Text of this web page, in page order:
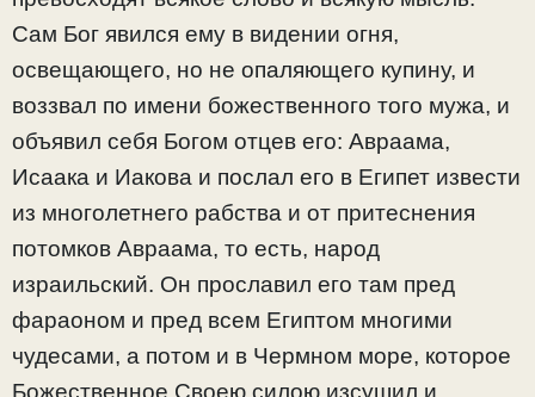
Сам Бог явился ему в видении огня,
освещающего, но не опаляющего купину, и
воззвал по имени божественного того мужа, и
объявил себя Богом отцев его: Авраама,
Исаака и Иакова и послал его в Египет извести
из многолетнего рабства и от притеснения
потомков Авраама, то есть, народ
израильский. Он прославил его там пред
фараоном и пред всем Египтом многими
чудесами, а потом и в Чермном море, которое
Божественное Своею силою изсушил и